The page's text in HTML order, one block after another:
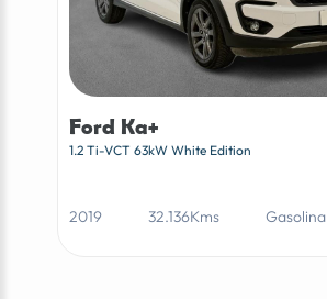
Ford Ka+
1.2 Ti-VCT 63kW White Edition
2019 32.136Kms Gasolina